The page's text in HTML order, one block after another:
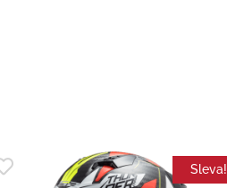
Sleva!